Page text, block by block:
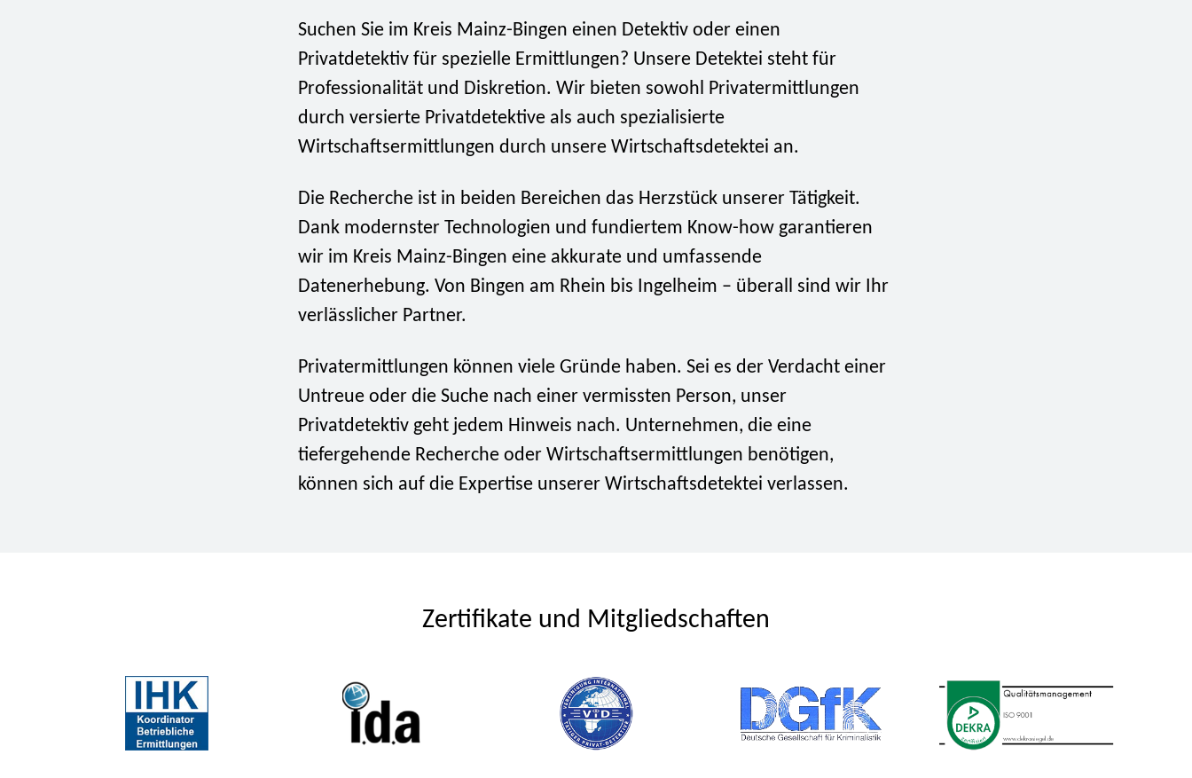
Suchen Sie im Kreis Mainz-Bingen einen Detektiv oder einen
Privatdetektiv für spezielle Ermittlungen? Unsere Detektei steht für
Professionalität und Diskretion. Wir bieten sowohl Privatermittlungen
durch versierte Privatdetektive als auch spezialisierte
Wirtschaftsermittlungen durch unsere Wirtschaftsdetektei an.
Die Recherche ist in beiden Bereichen das Herzstück unserer Tätigkeit.
Dank modernster Technologien und fundiertem Know-how garantieren
wir im Kreis Mainz-Bingen eine akkurate und umfassende
Datenerhebung. Von Bingen am Rhein bis Ingelheim – überall sind wir Ihr
verlässlicher Partner.
Privatermittlungen können viele Gründe haben. Sei es der Verdacht einer
Untreue oder die Suche nach einer vermissten Person, unser
Privatdetektiv geht jedem Hinweis nach. Unternehmen, die eine
tiefergehende Recherche oder Wirtschaftsermittlungen benötigen,
können sich auf die Expertise unserer Wirtschaftsdetektei verlassen.
Zertifikate und Mitgliedschaften